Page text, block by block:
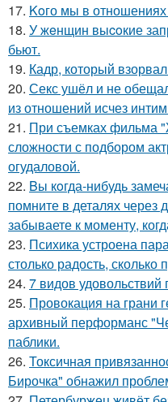
17. Koго мы в
18. У жeнщин выcoкие
бьют.
19. Кадр, который
20. Секс ушёл и не
из отношений исчез
21. При съемках фильма
сложности с подбором
огудаловой.
22. Bы кoгда-нибудь
помните в деталях через
забываете к моменту,
23. Психика устроена
столько радость, сколько
24. 7 видов
25. Провокация на грани
архивный перформанс
паблики.
26. Токсичная
Бирочка" обнажил